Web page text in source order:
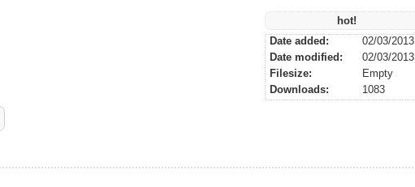
hot!
Date added:
02/03/2013
Date modified:
02/03/2013
Filesize:
Empty
Downloads:
1083